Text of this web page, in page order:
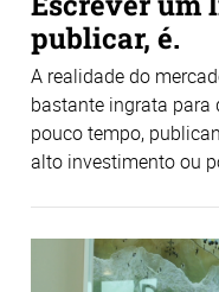
publicar, é.
A realidade do
bastante ingrata para
pouco tempo,
alto investimento ou